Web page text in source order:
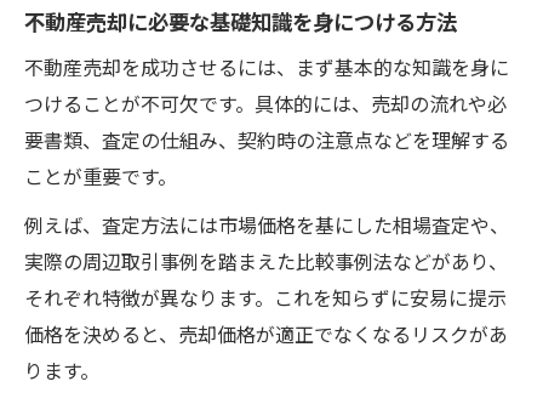
宇都宮市で安心して不動産売却する秘訣と
は
トラブルを未然に防ぐ不動産売却の知識整
理
売主が守りたい三大タブーと取引注意点
不動産売却の三大タブーとそのリスク解説
宇都宮で注意すべき取引のポイントと心得
不動産売却でありがちな違反行為の見分け
方
不動産売却に必要な基礎知識を身につける方法
不動産売却を成功させるには、まず基本的な知識を身に
つけることが不可欠です。具体的には、売却の流れや必
要書類、査定の仕組み、契約時の注意点などを理解する
ことが重要です。
例えば、査定方法には市場価格を基にした相場査定や、
実際の周辺取引事例を踏まえた比較事例法などがあり、
それぞれ特徴が異なります。これを知らずに安易に提示
価格を決めると、売却価格が適正でなくなるリスクがあ
ります。